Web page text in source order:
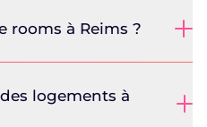
rooms à Reims ?
logements à